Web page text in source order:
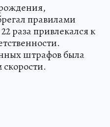
правилами
раза привлекался к
штрафов была